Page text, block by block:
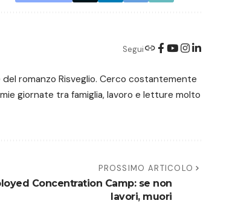
Segui
romanzo Risveglio. Cerco costantemente
giornate tra famiglia, lavoro e letture molto
PROSSIMO ARTICOLO
Concentration Camp: se non
lavori, muori